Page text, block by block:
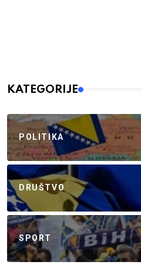
KATEGORIJE
POLITIKA
DRUŠTVO
SPORT